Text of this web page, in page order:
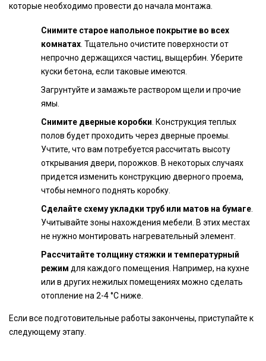
которые необходимо провести до начала монтажа.
Снимите старое напольное покрытие во всех
комнатах . Тщательно очистите поверхности от
непрочно держащихся частиц, выщербин. Уберите
куски бетона, если таковые имеются.
Загрунтуйте и замажьте раствором щели и прочие
ямы.
Снимите дверные коробки . Конструкция теплых
полов будет проходить через дверные проемы.
Учтите, что вам потребуется рассчитать высоту
открывания двери, порожков. В некоторых случаях
придется изменить конструкцию дверного проема,
чтобы немного поднять коробку.
Сделайте схему укладки труб или матов на бумаге
Учитывайте зоны нахождения мебели. В этих местах
не нужно монтировать нагревательный элемент.
Рассчитайте толщину стяжки и температурный
режим для каждого помещения. Например, на кухне
или в других нежилых помещениях можно сделать
отопление на 2-4 °С ниже.
Если все подготовительные работы закончены, приступайте к
следующему этапу.